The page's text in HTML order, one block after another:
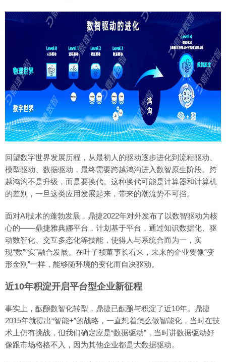
回望数字世界发展历程，从最初人的驱动逐步进化到流程驱动、
模型驱动、数据驱动，最终需要跨越鸿沟进入数智原生阶段。跨
越鸿沟不是升级，而是要换代。这种换代可能是计算器和计算机
的差别，一旦这类应用发展起来，带来的潮流势不可挡。
面对AI技术的蓬勃发展，鼎捷2022年对外发布了以数智驱动为核
心的——鼎捷雅典娜平台，计划基于平台，通过知识数据化、驱
动数智化、交互多态化等技能，使得人与系统合而为一，实
现“数”“实”融合发展。在叶子祯董事长看来，未来的企业要像“变
形金刚”一样，能够随环境的变化而自决驱动。
近10年积淀开启平台型企业新征程
事实上，酝酿数智化转型，鼎捷已酝酿与积淀了近10年。鼎捷
2015年就提出“智能+”的战略，一直想着怎么做智能化，当时在技
术上仍有挑战，但我们确定应是“数据驱动”，当时讲数据驱动好
像跟市场格格不入，因为其他企业都是大数据驱动。